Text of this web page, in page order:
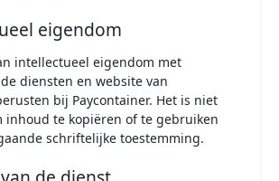
eigendom
intellectueel eigendom met
diensten en website van
bij Paycontainer. Het is niet
inhoud te kopiëren of te gebruiken
schriftelijke toestemming.